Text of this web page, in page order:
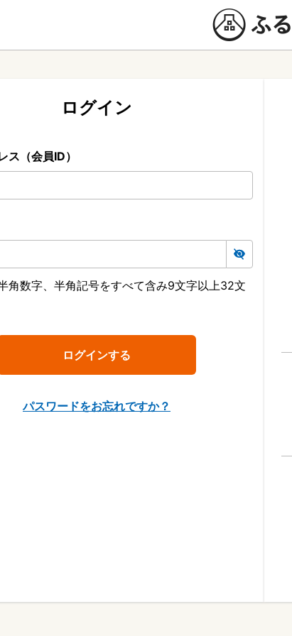
ログイン
ス（会員ID）
角数字、半角記号をすべて含み9文字以上32文
パスワードをお忘れですか？